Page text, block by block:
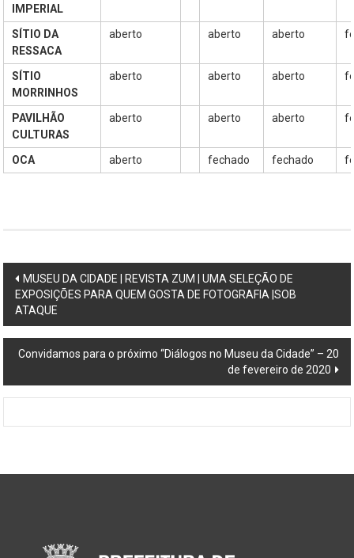
reflexão,
que
tem
como
objeto
permanente
de
estudo
os
aspectos
da
cidade
contemporânea
partir
perspectiva
IMPERIAL
SÍTIO DA
RESSACA
aberto aberto aberto
SÍTIO
MORRINHOS
aberto aberto aberto
PAVILHÃO
CULTURAS
aberto aberto aberto
OCA aberto fechado fechado
Post
navigation
MUSEU DA CIDADE | REVISTA ZUM | UMA SELEÇÃO DE
EXPOSIÇÕES PARA QUEM GOSTA DE FOTOGRAFIA |SOB
ATAQUE
Convidamos para o próximo “Diálogos no Museu da Cidade” – 20
de fevereiro de 2020